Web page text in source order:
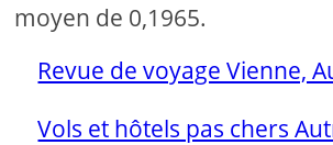
moyen de 0,1965.
Revue de voyage Vienne,
Vols et hôtels pas chers